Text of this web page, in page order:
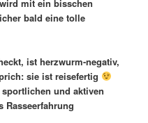
mit ein bisschen
bald eine tolle
ist herzwurm-negativ,
sie ist reisefertig
und aktiven
Rasseerfahrung